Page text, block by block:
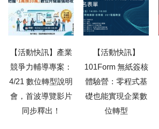
【活動快訊】產業
競爭力輔導專案：
4/21 數位轉型說明
會，首波導覽影片
同步釋出！
【活動快訊】
101Form 無紙簽核
體驗營：零程式基
礎也能實現企業數
位轉型